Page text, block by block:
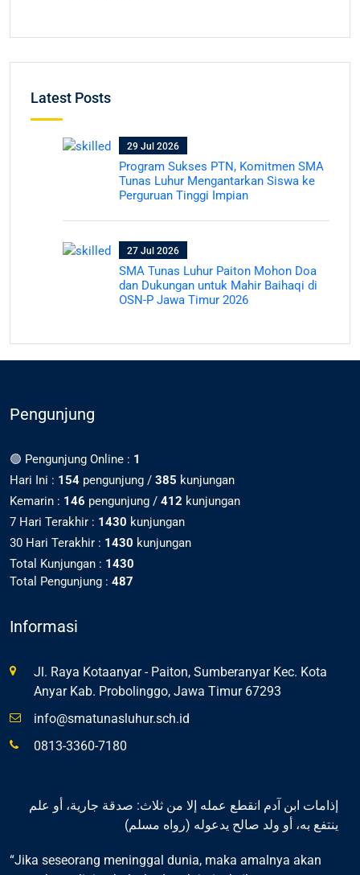
Latest Posts
29 Jul 2026
Program Sukses PTN, Komitmen SMA
Tunas Luhur Mengantarkan Siswa ke
Perguruan Tinggi Impian
27 Jul 2026
SMA Tunas Luhur Paiton Mohon Doa
dan Dukungan untuk Mahir Baihaqi di
OSN-P Jawa Timur 2026
Pengunjung
🟢 Pengunjung Online : 1
Hari Ini : 154 pengunjung / 385 kunjungan
Kemarin : 146 pengunjung / 412 kunjungan
7 Hari Terakhir : 1430 kunjungan
30 Hari Terakhir : 1430 kunjungan
Total Kunjungan : 1430
Total Pengunjung : 487
Informasi
Jl. Raya Kotaanyar - Paiton, Sumberanyar Kec. Kota
Anyar Kab. Probolinggo, Jawa Timur 67293
info@smatunasluhur.sch.id
0813-3360-7180
إذامات ابن آدم انقطع عمله إلا من ثلاث: صدقة جارية، أو علم
ينتفع به، أو ولد صالح يدعوله (رواه مسلم)
“Jika seseorang meninggal dunia, maka amalnya akan